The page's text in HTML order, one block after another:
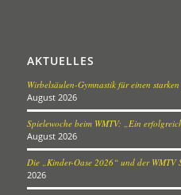
AKTUELLES
Wirbelsäulen-Gymnastik für einen
August 2026
Spielewoche beim WMTV: „Ein
August 2026
Die „Kinder-Oase 2026“ und der
2026